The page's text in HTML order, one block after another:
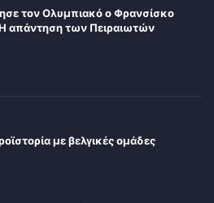
τον Ολυμπιακό ο Φρανσίσκο
απάντηση των Πειραιωτών
με βελγικές ομάδες